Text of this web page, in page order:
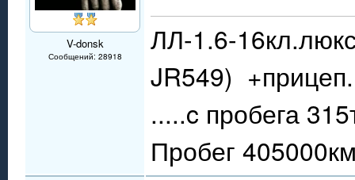
V-donsk
Сообщений: 28918
ЛЛ-1.6-
JR549) +прицеп.
.....c пробега
Пробег